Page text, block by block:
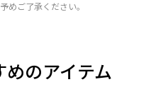
めご了承ください。
めのアイテム